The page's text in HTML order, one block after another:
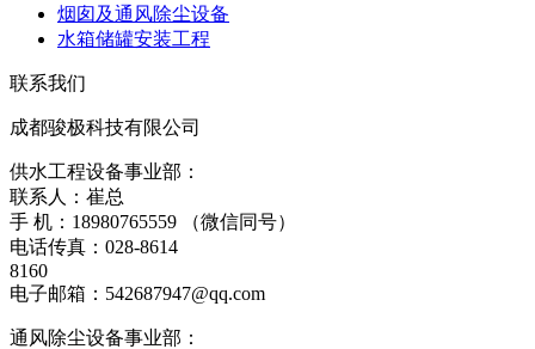
烟囱及通风除尘设备
水箱储罐安装工程
联系我们
成都骏极科技有限公司
供水工程设备事业部：
联系人：崔总
手 机：18980765559 （微信同号）
电话传真：028-8614
8160
电子邮箱：542687947@qq.com
通风除尘设备事业部：